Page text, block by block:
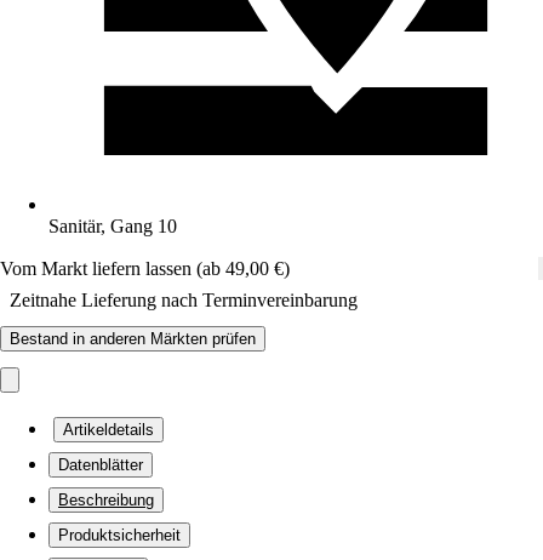
Sanitär, Gang 10
Vom Markt liefern lassen (ab 49,00 €)
Zeitnahe Lieferung nach Terminvereinbarung
Bestand in anderen Märkten prüfen
Artikeldetails
Datenblätter
Beschreibung
Produktsicherheit